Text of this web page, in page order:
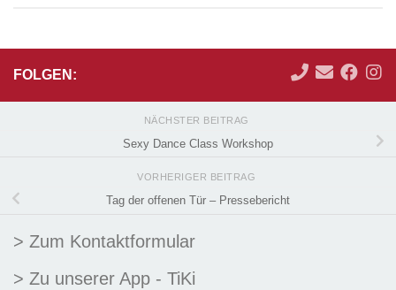
FOLGEN:
NÄCHSTER BEITRAG
Sexy Dance Class Workshop
VORHERIGER BEITRAG
Tag der offenen Tür – Pressebericht
> Zum Kontaktformular
> Zu unserer App - TiKi